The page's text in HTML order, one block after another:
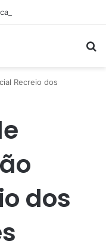
Recreio dos
dos